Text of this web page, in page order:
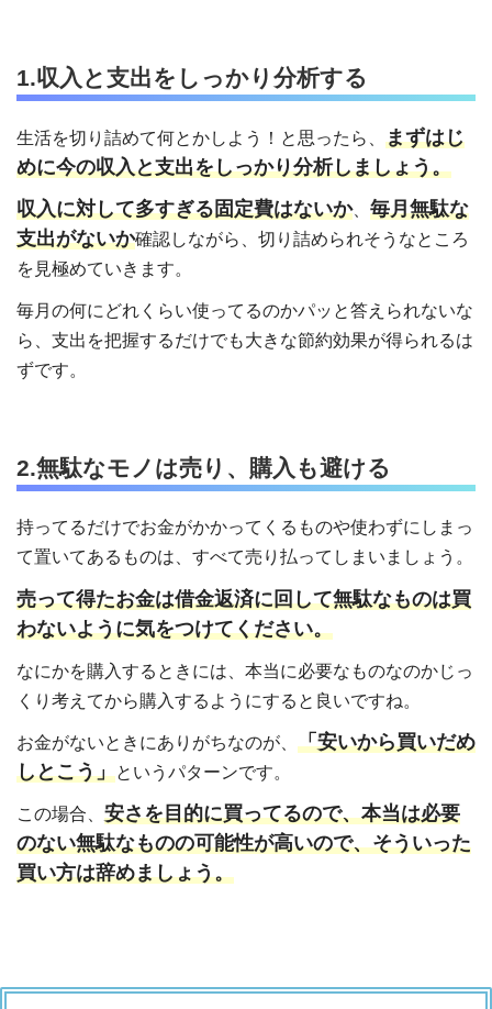
1.収入と支出をしっかり分析する
生活を切り詰めて何とかしよう！と思ったら、 まずはじ
めに今の収入と支出をしっかり分析しましょう。
収入に対して多すぎる固定費はないか、 毎月無駄な
支出がないか確認しながら、切り詰められそうなところ
を見極めていきます。
毎月の何にどれくらい使ってるのかパッと答えられないな
ら、支出を把握するだけでも大きな節約効果が得られるは
ずです。
2.無駄なモノは売り、購入も避ける
持ってるだけでお金がかかってくるものや使わずにしまっ
て置いてあるものは、すべて売り払ってしまいましょう。
売って得たお金は借金返済に回して無駄なものは買
わないように気をつけてください。
なにかを購入するときには、本当に必要なものなのかじっ
くり考えてから購入するようにすると良いですね。
お金がないときにありがちなのが、 「安いから買いだめ
しとこう」というパターンです。
この場合、 安さを目的に買ってるので、本当は必要
のない無駄なものの可能性が高いので、そういった
買い方は辞めましょう。